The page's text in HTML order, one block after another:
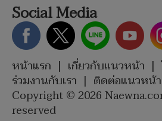
Social Media
หน้าแรก | เกี่ยวกับแนวหน้า |
ร่วมงานกับเรา | ติดต่อแนวหน้า
Copyright © 2026
reserved